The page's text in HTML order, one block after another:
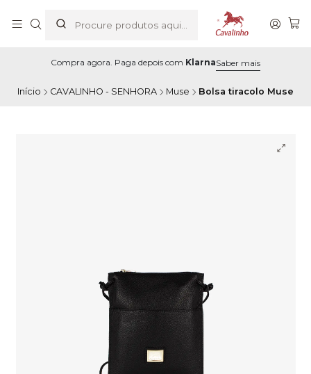
Compra agora. Paga depois com KlarnaSaber mais
Início CAVALINHO - SENHORA Muse Bolsa tiracolo Muse